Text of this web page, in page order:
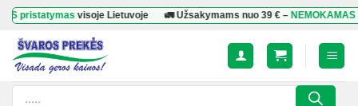
Skip
content
visoje Lietuvoje 🚛 Užsakymams nuo39 €–NEMOKAMAS
Products
search